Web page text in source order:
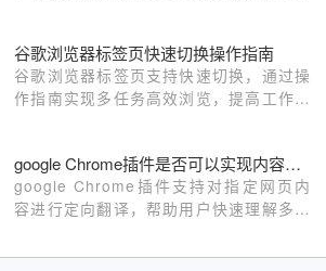
谷歌浏览器标签页快速切换操作指南
谷歌浏览器标签页支持快速切换，通过操
作指南实现多任务高效浏览，提高工作效
google Chrome插件是否可以实现内容定向翻译
google Chrome插件支持对指定网页内
容进行定向翻译，帮助用户快速理解多语